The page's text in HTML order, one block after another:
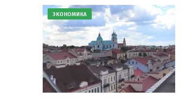
ЭКОНОМИКА